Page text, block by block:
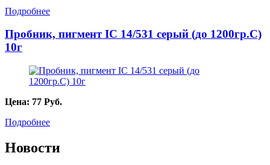
Подробнее
Пробник, пигмент IC 14/531 серый (до 1200гр.С)
10г
Цена: 77 Руб.
Подробнее
Новости